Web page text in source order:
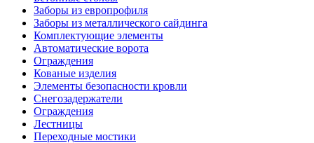
Заборы из европрофиля
Заборы из металлического сайдинга
Комплектующие элементы
Автоматические ворота
Ограждения
Кованые изделия
Элементы безопасности кровли
Снегозадержатели
Ограждения
Лестницы
Переходные мостики